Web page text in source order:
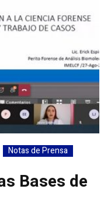
Notas de Prensa
Bases de